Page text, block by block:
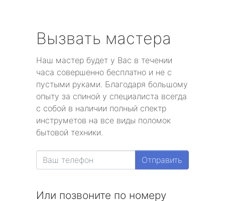
Вызвать мастера
Наш мастер будет у Вас в течении
часа совершенно бесплатно и не с
пустыми руками. Благодаря большому
опыту за спиной у специалиста всегда
с собой в наличии полный спектр
инструметов на все виды поломок
бытовой техники.
Отправить
Или позвоните по номеру